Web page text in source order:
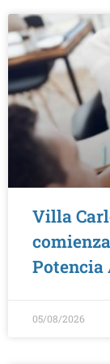
Villa
05/08/2026